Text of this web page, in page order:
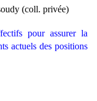
(coll. privée)
pour assurer la
actuels des positions